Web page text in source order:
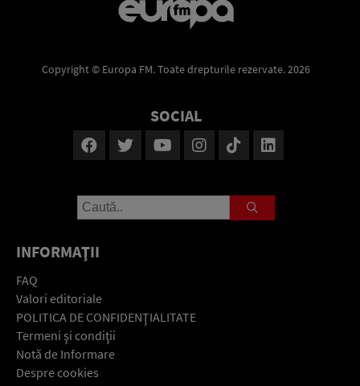
Copyright © Europa FM. Toate drepturile rezervate. 2026
SOCIAL
INFORMAŢII
FAQ
Valori editoriale
POLITICA DE CONFIDENŢIALITATE
Termeni şi condiţii
Notă de Informare
Despre cookies